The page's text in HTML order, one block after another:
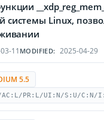
системы Linux,
11 MODIFIED: 2025-04-29
5.5
AC:L/PR:L/UI:N/S:U/C:N/